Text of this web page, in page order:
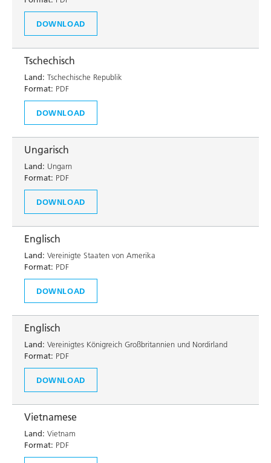
DOWNLOAD
Tschechisch
Land: Tschechische Republik
Format: PDF
DOWNLOAD
Ungarisch
Land: Ungarn
Format: PDF
DOWNLOAD
Englisch
Land: Vereinigte Staaten von Amerika
Format: PDF
DOWNLOAD
Englisch
Land: Vereinigtes Königreich Großbritannien und Nordirland
Format: PDF
DOWNLOAD
Vietnamese
Land: Vietnam
Format: PDF